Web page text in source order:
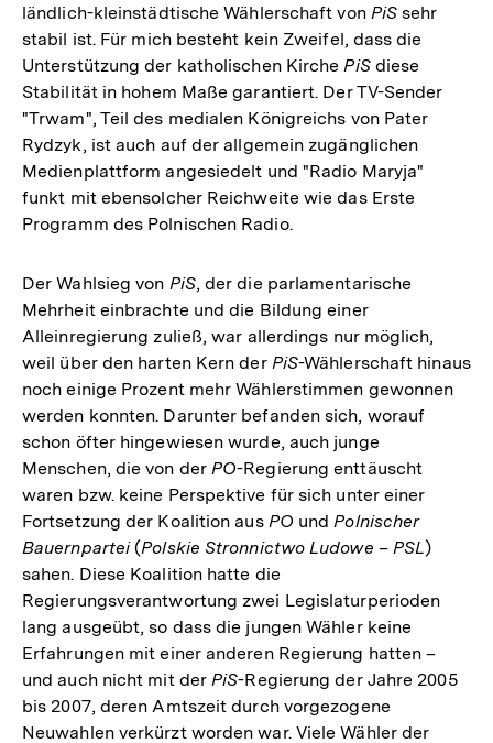
ländlich-kleinstädtische Wählerschaft von PiS sehr
stabil ist. Für mich besteht kein Zweifel, dass die
Unterstützung der katholischen KirchePiSdiese
Stabilität in hohem Maße garantiert. Der TV-Sender
"Trwam", Teil des medialen Königreichs von Pater
Rydzyk, ist auch auf der allgemein zugänglichen
Medienplattform angesiedelt und "Radio Maryja"
funkt mit ebensolcher Reichweite wie das Erste
Programm des Polnischen Radio.
Der Wahlsieg von PiS, der die parlamentarische
Mehrheit einbrachte und die Bildung einer
Alleinregierung zuließ, war allerdings nur möglich,
weil über den harten Kern der PiS-Wählerschaft hinaus
noch einige Prozent mehr Wählerstimmen gewonnen
werden konnten. Darunter befanden sich, worauf
schon öfter hingewiesen wurde, auch junge
Menschen, die von der PO-Regierung enttäuscht
waren bzw. keine Perspektive für sich unter einer
Fortsetzung der Koalition aus PO undPolnischer
Bauernpartei(Polskie Stronnictwo Ludowe – PSL)
sahen. Diese Koalition hatte die
Regierungsverantwortung zwei Legislaturperioden
lang ausgeübt, so dass die jungen Wähler keine
Erfahrungen mit einer anderen Regierung hatten –
und auch nicht mit derPiS-Regierung der Jahre 2005
bis 2007, deren Amtszeit durch vorgezogene
Neuwahlen verkürzt worden war. Viele Wähler der